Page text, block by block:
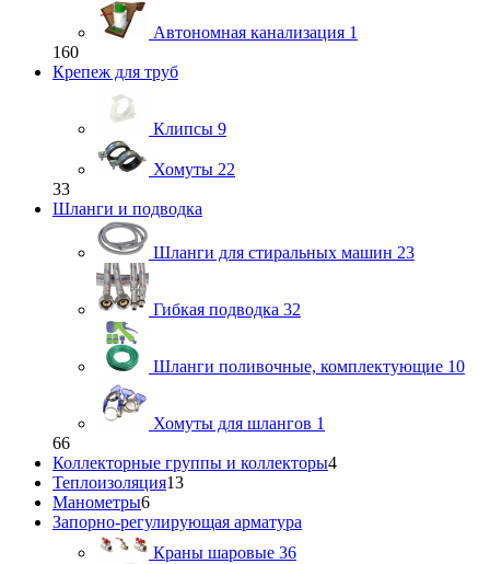
Автономная канализация 1
160
Крепеж для труб
Клипсы 9
Хомуты 22
33
Шланги и подводка
Шланги для стиральных машин 23
Гибкая подводка 32
Шланги поливочные, комплектующие 10
Хомуты для шлангов 1
66
Коллекторные группы и коллекторы4
Теплоизоляция13
Манометры6
Запорно-регулирующая арматура
Краны шаровые 36